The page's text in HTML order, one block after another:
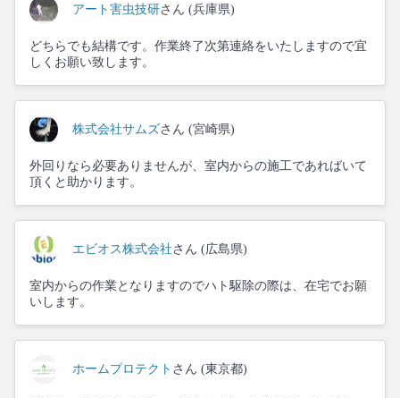
アート害虫技研さん (兵庫県)
どちらでも結構です。作業終了次第連絡をいたしますので宜
しくお願い致します。
株式会社サムズさん (宮崎県)
外回りなら必要ありませんが、室内からの施工であればいて
頂くと助かります。
エビオス株式会社 さん (広島県)
室内からの作業となりますのでハト駆除の際は、在宅でお願
いします。
ホームプロテクト さん (東京都)